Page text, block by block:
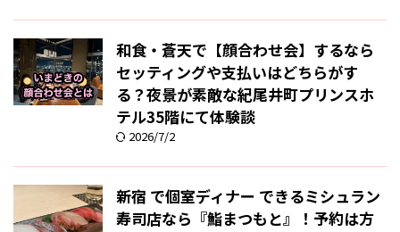
和食・蒼天で【顔合わせ会】するなら
セッティングや支払いはどちらがす
る？夜景が素敵な紀尾井町プリンスホ
テル35階にて体験談
2026/7/2
新宿 で個室ディナー できるミシュラン
寿司店なら『鮨まつもと』！予約は方